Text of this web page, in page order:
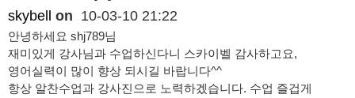
skybell on 10-03-10 21:22
안녕하세요 shj789님
재미있게 강사님과 수업하신다니 스카이벨 감사하고요,
영어실력이 많이 향상 되시길 바랍니다^^
항상 알찬수업과 강사진으로 노력하겠습니다. 수업 즐겁게